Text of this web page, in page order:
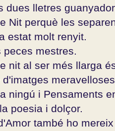
dues lletres
Nit perquè les
estat molt renyit.
peces mestres.
nit al ser més llarga
d'imatges
ningú i Pensaments
poesia i dolçor.
també ho